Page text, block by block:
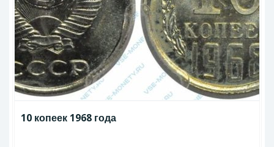
10 копеек 1968 года